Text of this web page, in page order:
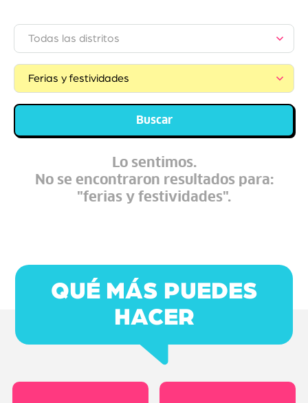
Buscar
Lo sentimos.
No se encontraron resultados para:
"ferias y festividades".
QUÉ MÁS PUEDES
HACER